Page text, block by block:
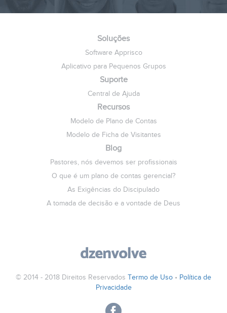
Soluções
Software Apprisco
Aplicativo para Pequenos Grupos
Suporte
Central de Ajuda
Recursos
Modelo de Plano de Contas
Modelo de Ficha de Visitantes
Blog
Pastores, nós devemos ser profissionais
O que é um plano de contas gerencial?
As Exigências do Discipulado
A tomada de decisão e a vontade de Deus
© 2014 - 2018 Direitos Reservados Termo de Uso • Política de
Privacidade